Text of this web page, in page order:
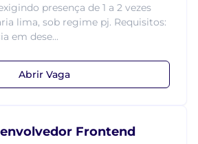
presença de 1 a 2 vezes
lima, sob regime pj. Requisitos:
em dese...
Abrir Vaga
Frontend